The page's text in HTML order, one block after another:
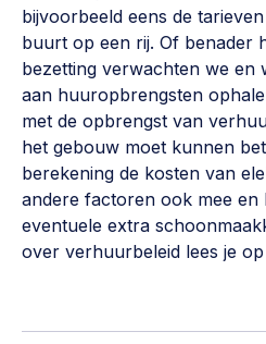
Bewonersbedrijf starten,
Buurtbewoners verbinden
Community building en ABCD,
Zorgzame
Betrokken buurten, contact
uitbreiden >
Wijkaanpak
Werken aan de wijk, ABCD,
030 231 7511
info@lsabewoners.nl
bijvoorbeeld eens de
buurt op een rij. Of benader
bezetting verwachten we en
aan huuropbrengsten
met de opbrengst van
het gebouw moet kunnen
berekening de kosten van
andere factoren ook mee en
eventuele extra
over verhuurbeleid lees je